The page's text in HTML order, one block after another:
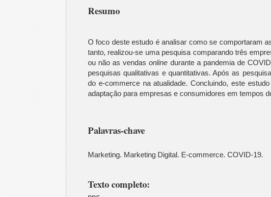
Resumo
O foco deste estudo é analisar como se comportaram
tanto, realizou-se uma pesquisa comparando três
ou não as vendasonline durante a pandemia de
pesquisas qualitativas e quantitativas. Após as
do e-commerce na atualidade. Concluindo, este
adaptação para empresas e consumidores em tempos
Palavras-chave
Marketing. Marketing Digital. E-commerce. COVID-19.
Texto completo: